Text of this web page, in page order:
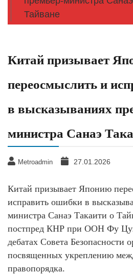
Тайване
Китай призывает
переосмыслить и
в высказываниях
министра Санаэ
Metroadmin 27.01.2026
Китай призывает Японию
исправить ошибки в
министра Санаэ Такаити о
постпред КНР при ООН Фу
дебатах Совета Безопасности
посвященных укреплению
правопорядка.